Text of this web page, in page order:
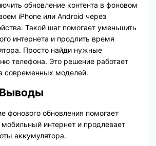
обновление контента в фоновом
iPhone или Android через
Такой шаг помогает уменьшить
интернета и продлить время
Просто найди нужные
телефона. Это решение работает
современных моделей.
фонового обновления помогает
интернет и продлевает
аккумулятора.